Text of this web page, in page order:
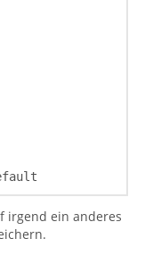
irgend ein anderes